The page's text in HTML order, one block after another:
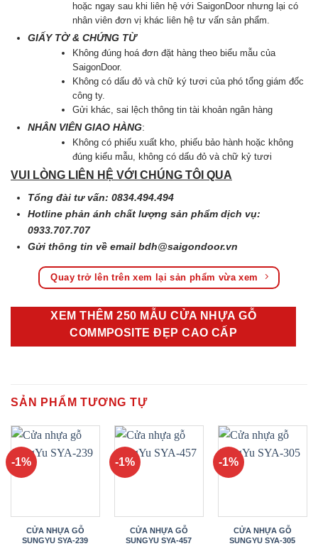
hoặc ngay sau khi liên hệ với SaigonDoor nhưng lại có
nhân viên đơn vị khác liên hệ tư vấn sản phẩm.
GIẤY TỜ & CHỨNG TỪ
Không đúng hoá đơn đặt hàng theo biểu mẫu của
SaigonDoor.
Không có dấu đỏ và chữ ký tươi của phó tổng giám đốc
công ty.
Gửi khác, sai lệch thông tin tài khoản ngân hàng
NHÂN VIÊN GIAO HÀNG:
Không có phiếu xuất kho, phiếu bảo hành hoặc không
đúng kiểu mẫu, không có dấu đỏ và chữ kỷ tươi
VUI LÒNG LIÊN HỆ VỚI CHÚNG TÔI QUA
Tổng đài tư vấn: 0834.494.494
Hotline phản ánh chất lượng sản phẩm dịch vụ:
0933.707.707
Gửi thông tin về emailbdh@saigondoor.vn
Quay trở lên trên xem lại sản phẩm vừa xem
XEM THÊM 250 MẪU CỬA NHỰA GỖ
COMMPOSITE ĐẸP CAO CẤP
SẢN PHẨM TƯƠNG TỰ
-1%
CỬA NHỰA GỖ
SUNGYU SYA-239
-1%
CỬA NHỰA GỖ
SUNGYU SYA-457
-1%
CỬA NHỰA GỖ
SUNGYU SYA-305